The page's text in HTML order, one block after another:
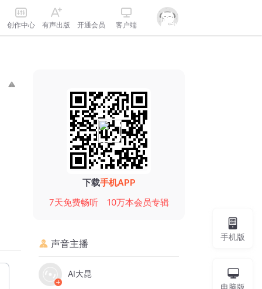
创作中心 有声出版 开通会员 客户端
下载手机APP
7天免费畅听
10万本会员专辑
声音主播
AI大昆
手机版
电脑版